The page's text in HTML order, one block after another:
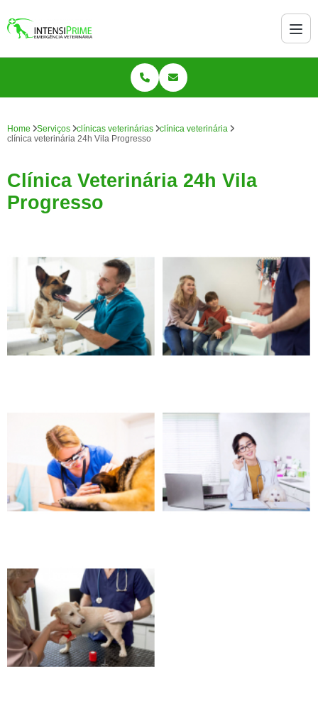
Home Serviços clínicas veterinárias
clínica veterinária
clínica veterinária 24h Vila Progresso
Clínica Veterinária 24h Vila
Progresso